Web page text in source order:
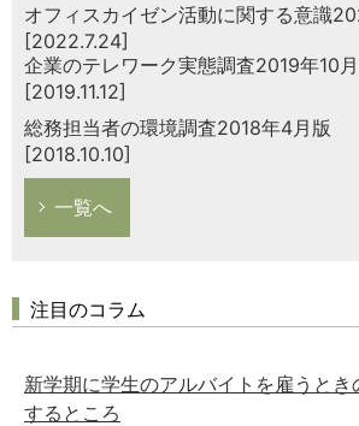
オフィスカイゼン活動に関する意識
[2022.7.24]
企業のテレワーク実態調査2019年10
[2019.11.12]
総務担当者の環境調査2018年4月版
[2018.10.10]
一覧へ
注目のコラム
新学期に学生のアルバイトを雇うと
するところ